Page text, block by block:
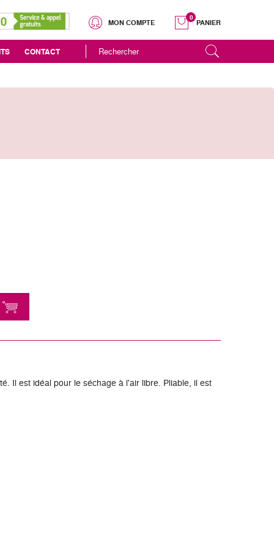
0
PANIER
MON COMPTE
CONTACT
Il est idéal pour le séchage à l'air libre. Pliable, il est